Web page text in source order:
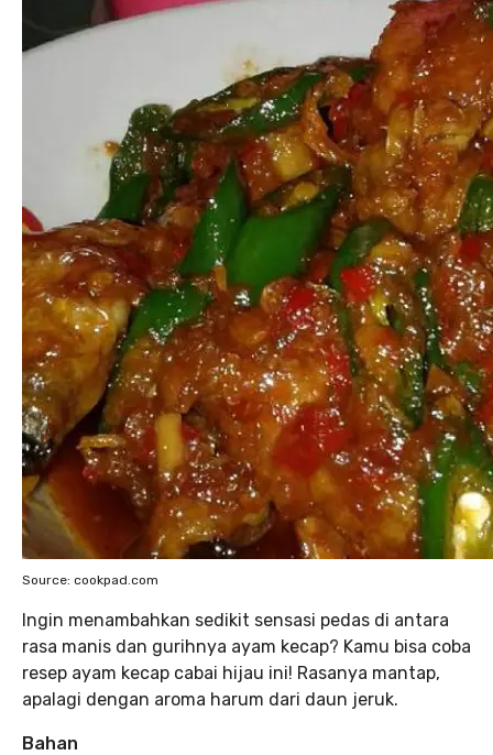
Source: cookpad.com
Ingin menambahkan sedikit sensasi pedas di antara
rasa manis dan gurihnya ayam kecap? Kamu bisa coba
resep ayam kecap cabai hijau ini! Rasanya mantap,
apalagi dengan aroma harum dari daun jeruk.
Bahan